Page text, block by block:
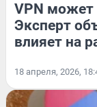
VPN может
Эксперт
влияет на
18 апреля, 2026,